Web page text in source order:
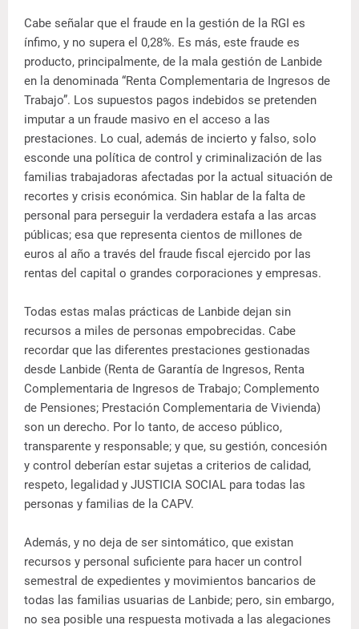
Cabe señalar que el fraude en la gestión de la RGI es
ínfimo, y no supera el 0,28%. Es más, este fraude es
producto, principalmente, de la mala gestión de Lanbide
en la denominada “Renta Complementaria de Ingresos de
Trabajo”. Los supuestos pagos indebidos se pretenden
imputar a un fraude masivo en el acceso a las
prestaciones. Lo cual, además de incierto y falso, solo
esconde una política de control y criminalización de las
familias trabajadoras afectadas por la actual situación de
recortes y crisis económica. Sin hablar de la falta de
personal para perseguir la verdadera estafa a las arcas
públicas; esa que representa cientos de millones de
euros al año a través del fraude fiscal ejercido por las
rentas del capital o grandes corporaciones y empresas.
Todas estas malas prácticas de Lanbide dejan sin
recursos a miles de personas empobrecidas. Cabe
recordar que las diferentes prestaciones gestionadas
desde Lanbide (Renta de Garantía de Ingresos, Renta
Complementaria de Ingresos de Trabajo; Complemento
de Pensiones; Prestación Complementaria de Vivienda)
son un derecho. Por lo tanto, de acceso público,
transparente y responsable; y que, su gestión, concesión
y control deberían estar sujetas a criterios de calidad,
respeto, legalidad y JUSTICIA SOCIAL para todas las
personas y familias de la CAPV.
Además, y no deja de ser sintomático, que existan
recursos y personal suficiente para hacer un control
semestral de expedientes y movimientos bancarios de
todas las familias usuarias de Lanbide; pero, sin embargo,
no sea posible una respuesta motivada a las alegaciones